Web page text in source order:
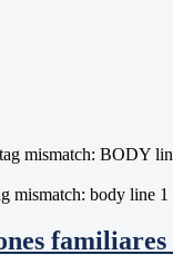
mismatch: BODY
body line